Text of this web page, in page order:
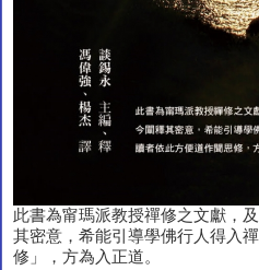
此書為甯瑪派教授禪修之文獻，
其密意，希能引導學佛行人得入
修」，方為入正道。